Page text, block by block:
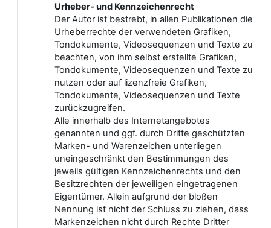
Urheber- und Kennzeichenrecht
Der Autor ist bestrebt, in allen Publikationen die
Urheberrechte der verwendeten Grafiken,
Tondokumente, Videosequenzen und Texte zu
beachten, von ihm selbst erstellte Grafiken,
Tondokumente, Videosequenzen und Texte zu
nutzen oder auf lizenzfreie Grafiken,
Tondokumente, Videosequenzen und Texte
zurückzugreifen.
Alle innerhalb des Internetangebotes
genannten und ggf. durch Dritte geschützten
Marken- und Warenzeichen unterliegen
uneingeschränkt den Bestimmungen des
jeweils gültigen Kennzeichenrechts und den
Besitzrechten der jeweiligen eingetragenen
Eigentümer. Allein aufgrund der bloßen
Nennung ist nicht der Schluss zu ziehen, dass
Markenzeichen nicht durch Rechte Dritter